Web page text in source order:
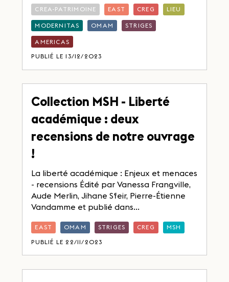
CREA-PATRIMOINE EAST CREG LIEU
MODERNITAS OMAM STRIGES
AMERICAS
PUBLIÉ LE 13/12/2023
Collection MSH - Liberté
académique : deux
recensions de notre ouvrage
!
La liberté académique : Enjeux et menaces
- recensions Édité par Vanessa Frangville,
Aude Merlin, Jihane Sfeir, Pierre-Étienne
Vandamme et publié dans...
EAST OMAM STRIGES CREG
MSH
PUBLIÉ LE 22/11/2023